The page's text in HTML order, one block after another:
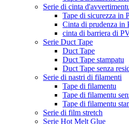
Serie di cinta
Tape di sicurezza in
Cinta di prudenza in
cinta di barriera di
Serie Duct Tape
Duct Tape
Duct Tape stampatu
Duct Tape senza
Serie di nastri di filamenti
Tape di filamentu
Tape di filamentu
Tape di filamentu
Serie di film stretch
Serie Hot Melt Glue